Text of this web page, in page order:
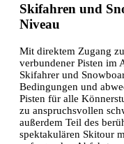
Skifahren und
Niveau
Mit direktem Zugang
verbundener Pisten im
Skifahrer und
Bedingungen und
Pisten für alle
zu anspruchsvollen
außerdem Teil des
spektakulären Skitour